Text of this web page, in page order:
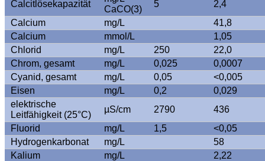
Calcitlösekapazität
CaCO(3)
5
2,4
Calcium
mg/L
41,8
Calcium
mmol/L
1,05
Chlorid
mg/L 250
22,0
Chrom, gesamt
mg/L 0,025
0,0007
Cyanid, gesamt
mg/L 0,05
<0,005
Eisen
mg/L 0,2
0,029
elektrische
Leitfähigkeit (25°C)
µS/cm 2790
436
Fluorid
mg/L 1,5
<0,05
Hydrogenkarbonat
mg/L
58
Kalium
mg/L
2,22